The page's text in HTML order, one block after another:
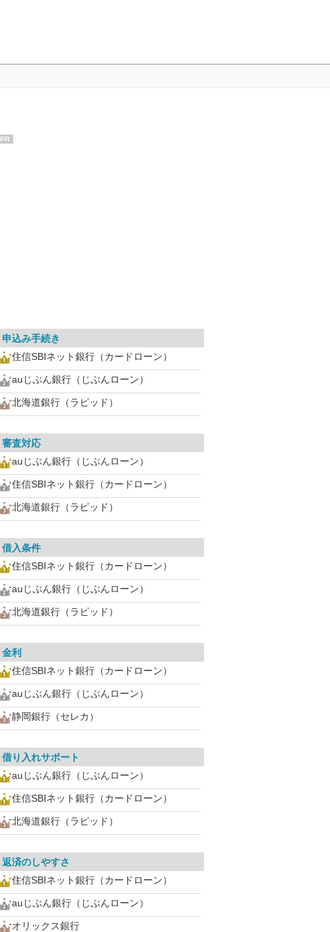
PR
申込み手続き
住信SBIネット銀行（カードローン）
auじぶん銀行（じぶんローン）
北海道銀行（ラピッド）
審査対応
auじぶん銀行（じぶんローン）
住信SBIネット銀行（カードローン）
北海道銀行（ラピッド）
借入条件
住信SBIネット銀行（カードローン）
auじぶん銀行（じぶんローン）
北海道銀行（ラピッド）
金利
住信SBIネット銀行（カードローン）
auじぶん銀行（じぶんローン）
静岡銀行（セレカ）
借り入れサポート
auじぶん銀行（じぶんローン）
住信SBIネット銀行（カードローン）
北海道銀行（ラピッド）
返済のしやすさ
住信SBIネット銀行（カードローン）
auじぶん銀行（じぶんローン）
オリックス銀行